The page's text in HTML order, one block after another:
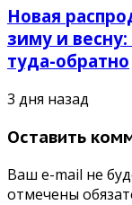
Новая
зиму и
туда-обратно
3 дня назад
Оставить
Ваш e-mail не
отмечены